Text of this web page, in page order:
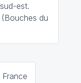
est.
du